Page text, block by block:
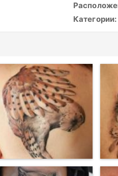
Категории: